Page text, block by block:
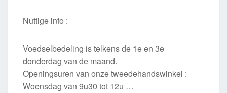
Nuttige info :
Voedselbedeling is telkens de 1e en 3e
donderdag van de maand.
Openingsuren van onze tweedehandswinkel :
Woensdag van 9u30 tot 12u …